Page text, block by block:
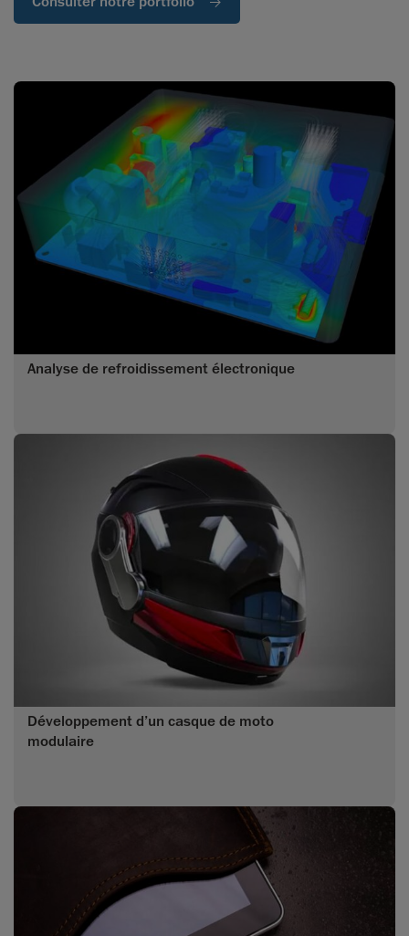
Analyse de refroidissement électronique
Développement d’un casque de moto
modulaire